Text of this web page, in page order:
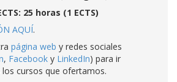
25 horas (1 ECTS)
AQUÍ.
página web y redes sociales
, Facebook y LinkedIn) para ir
cursos que ofertamos.